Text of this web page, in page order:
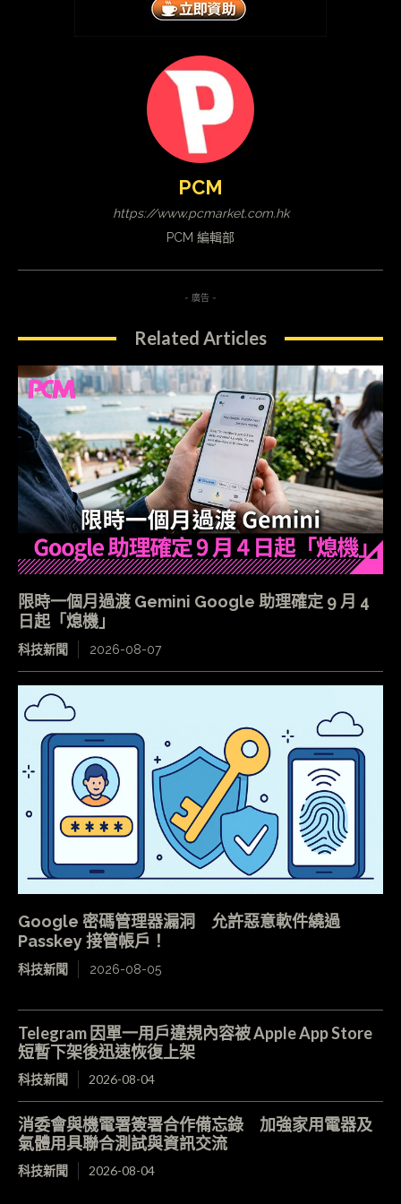
PCM
https://www.pcmarket.com.hk
PCM 編輯部
- 廣告 -
Related Articles
限時一個月過渡 Gemini Google 助理確定 9 月 4
日起「熄機」
科技新聞 2026-08-07
Google 密碼管理器漏洞 允許惡意軟件繞過
Passkey 接管帳戶！
科技新聞 2026-08-05
Telegram 因單一用戶違規內容被 Apple App Store
短暫下架後迅速恢復上架
科技新聞 2026-08-04
消委會與機電署簽署合作備忘錄 加強家用電器及
氣體用具聯合測試與資訊交流
科技新聞 2026-08-04